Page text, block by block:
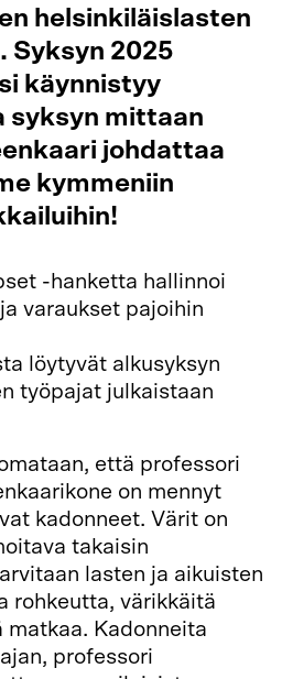
helsinkiläislasten
Syksyn 2025
käynnistyy
syksyn mittaan
johdattaa
kymmeniin
-hanketta hallinnoi
varaukset pajoihin
löytyvät alkusyksyn
työpajat julkaistaan
että professori
on mennyt
kadonneet. Värit on
takaisin
lasten ja aikuisten
rohkeutta, värikkäitä
Kadonneita
professori